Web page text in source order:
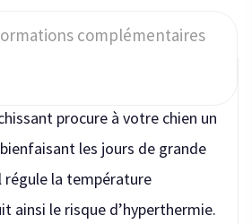
complémentaires
procure à votre chien un
les jours de grande
régule la température
ainsi le risque d’hyperthermie.